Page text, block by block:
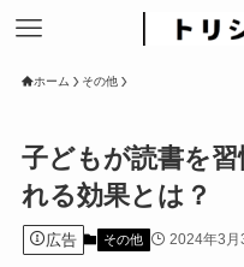
ホーム その他
子どもが読書を
れる効果とは？
広告 その他 2024年3月